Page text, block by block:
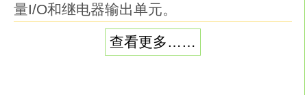
量I/O和继电器输出单元。
可灵活组合I/O点。
总电缆长度3m。查看更多……